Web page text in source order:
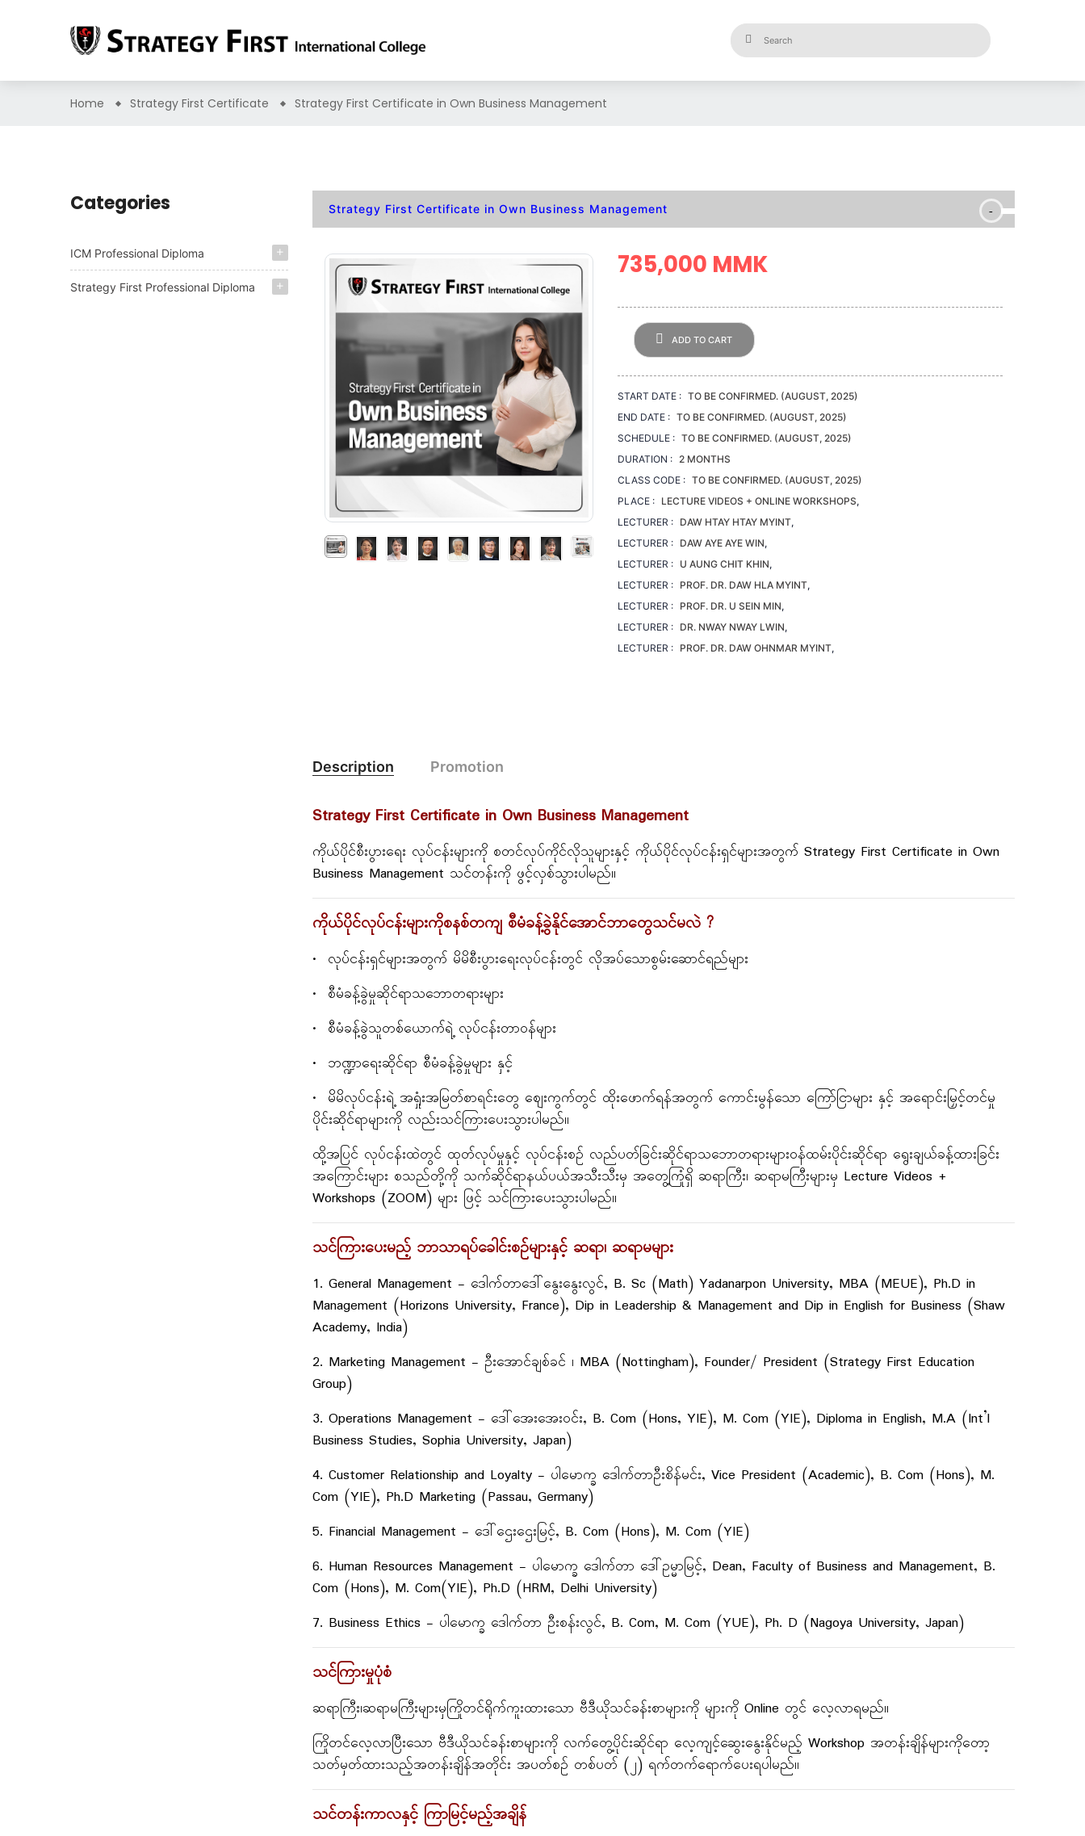
Home Strategy First Certificate Strategy First Certificate in Own Business Management
Categories
ICM Professional Diploma
Strategy First Professional Diploma
Strategy First Certificate in Own Business Management
735,000 MMK
ADD TO CART
START DATE : TO BE CONFIRMED. (AUGUST, 2025)
END DATE : TO BE CONFIRMED. (AUGUST, 2025)
SCHEDULE : TO BE CONFIRMED. (AUGUST, 2025)
DURATION : 2 MONTHS
CLASS CODE : TO BE CONFIRMED. (AUGUST, 2025)
PLACE : LECTURE VIDEOS + ONLINE WORKSHOPS,
LECTURER : DAW HTAY HTAY MYINT,
LECTURER : DAW AYE AYE WIN,
LECTURER : U AUNG CHIT KHIN,
LECTURER : PROF. DR. DAW HLA MYINT,
LECTURER : PROF. DR. U SEIN MIN,
LECTURER : DR. NWAY NWAY LWIN,
LECTURER : PROF. DR. DAW OHNMAR MYINT,
Description Promotion
Strategy First Certificate in Own Business Management
ကိုယ်ပိုင်စီးပွားရေး လုပ်ငန်းများကို စတင်လုပ်ကိုင်လိုသူများနှင့် ကိုယ်ပိုင်လုပ်ငန်းရှင်များအတွက် Strategy First Certificate in Own
Business Management သင်တန်းကို ဖွင့်လှစ်သွားပါမည်။
ကိုယ်ပိုင်လုပ်ငန်းများကိုစနစ်တကျ စီမံခန့်ခွဲနိုင်အောင်ဘာတွေသင်မလဲ ?
• လုပ်ငန်းရှင်များအတွက် မိမိစီးပွားရေးလုပ်ငန်းတွင် လိုအပ်သောစွမ်းဆောင်ရည်များ
• စီမံခန့်ခွဲမှုဆိုင်ရာသဘောတရားများ
• စီမံခန့်ခွဲသူတစ်ယောက်ရဲ့ လုပ်ငန်းတာဝန်များ
• ဘဏ္ဍာရေးဆိုင်ရာ စီမံခန့်ခွဲမှုများ နှင့်
• မိမိလုပ်ငန်းရဲ့ အရှုံးအမြတ်စာရင်းတွေ ဈေးကွက်တွင် ထိုးဖောက်ရန်အတွက် ကောင်းမွန်သော ကြော်ငြာများ နှင့် အရောင်းမြှင့်တင်မှု
ပိုင်းဆိုင်ရာများကို လည်းသင်ကြားပေးသွားပါမည်။
ထို့အပြင် လုပ်ငန်းထဲတွင် ထုတ်လုပ်မှုနှင့် လုပ်ငန်းစဉ် လည်ပတ်ခြင်းဆိုင်ရာသဘောတရားများဝန်ထမ်းပိုင်းဆိုင်ရာ ရွေးချယ်ခန့်ထားခြင်း
အကြောင်းများ စသည်တို့ကို သက်ဆိုင်ရာနယ်ပယ်အသီးသီးမှ အတွေ့ကြုံရှိ ဆရာကြီး၊ ဆရာမကြီးများမှ Lecture Videos +
Workshops (ZOOM) များ ဖြင့် သင်ကြားပေးသွားပါမည်။
သင်ကြားပေးမည့် ဘာသာရပ်ခေါင်းစဉ်များနှင့် ဆရာ၊ ဆရာမများ
1. General Management - ဒေါက်တာဒေါ်နွေးနွေးလွင်, B. Sc (Math) Yadanarpon University, MBA (MEUE), Ph.D in
Management (Horizons University, France), Dip in Leadership & Management and Dip in English for Business (Shaw
Academy, India)
2. Marketing Management - ဦးအောင်ချစ်ခင် ၊ MBA (Nottingham), Founder/ President (Strategy First Education
Group)
3. Operations Management - ဒေါ်အေးအေးဝင်း, B. Com (Hons, YIE), M. Com (YIE), Diploma in English, M.A (Int’l
Business Studies, Sophia University, Japan)
4. Customer Relationship and Loyalty - ပါမောက္ခ ဒေါက်တာဦးစိန်မင်း, Vice President (Academic), B. Com (Hons), M.
Com (YIE), Ph.D Marketing (Passau, Germany)
5. Financial Management - ဒေါ်ဌေးဌေးမြင့်, B. Com (Hons), M. Com (YIE)
6. Human Resources Management - ပါမောက္ခ ဒေါက်တာ ဒေါ်ဥမ္မာမြင့်, Dean, Faculty of Business and Management, B.
Com (Hons), M. Com(YIE), Ph.D (HRM, Delhi University)
7. Business Ethics - ပါမောက္ခ ဒေါက်တာ ဦးစန်းလွင်, B. Com, M. Com (YUE), Ph. D (Nagoya University, Japan)
သင်ကြားမှုပုံစံ
ဆရာကြီး၊ဆရာမကြီးများမှကြိုတင်ရိုက်ကူးထားသော ဗီဒီယိုသင်ခန်းစာများကို များကို Online တွင် လေ့လာရမည်။
ကြိုတင်လေ့လာပြီးသော ဗီဒီယိုသင်ခန်းစာများကို လက်တွေ့ပိုင်းဆိုင်ရာ လေ့ကျင့်ဆွေးနွေးနိုင်မည့် Workshop အတန်းချိန်များကိုတော့
သတ်မှတ်ထားသည့်အတန်းချိန်အတိုင်း အပတ်စဉ် တစ်ပတ် (၂) ရက်တက်ရောက်ပေးရပါမည်။
သင်တန်းကာလနှင့် ကြာမြင့်မည့်အချိန်